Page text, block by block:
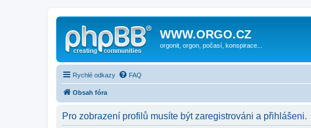
WWW.ORGO.CZ
orgonit, orgon, počasí, konspirace...
Rychlé odkazy FAQ
Obsah fóra
Pro zobrazení profilů musíte být zaregistrováni a přihlášeni.